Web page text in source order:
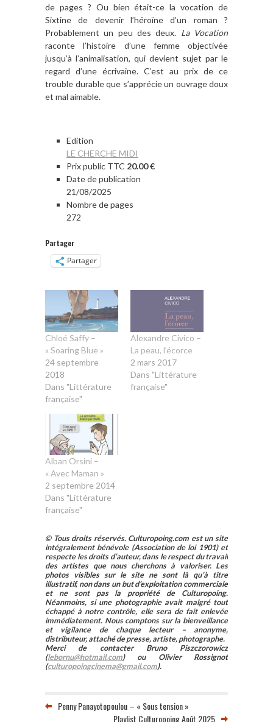
de pages ? Ou bien était-ce la vocation de
Sixtine de devenir l’héroïne d’un roman ?
Probablement un peu des deux. La Vocation
raconte l’histoire d’une femme objectivée
jusqu’à l’animalisation, qui devient sujet par le
regard d’une écrivaine. C’est au prix de ce
trouble durable que s’apprécie un ouvrage doux
et mal aimable.
Edition
LE CHERCHE MIDI
Prix public TTC 20.00 €
Date de publication
21/08/2025
Nombre de pages
272
Partager
Partager
Chloé Saffy –
« Soaring Blue »
24 septembre
2018
Dans "Littérature
française"
Alexandre Civico –
La peau, l’écorce
2 mars 2017
Dans "Littérature
française"
Alban Orsini –
« Avec Maman »
2 septembre 2014
Dans "Littérature
française"
© Tous droits réservés. Culturopoing.com est un site
intégralement bénévole (Association de loi 1901) et
respecte les droits d’auteur, dans le respect du travail
des artistes que nous cherchons à valoriser. Les
photos visibles sur le site ne sont là qu’à titre
illustratif, non dans un but d’exploitation commerciale
et ne sont pas la propriété de Culturopoing.
Néanmoins, si une photographie avait malgré tout
échappé à notre contrôle, elle sera de fait enlevée
immédiatement. Nous comptons sur la bienveillance
et vigilance de chaque lecteur – anonyme,
distributeur, attaché de presse, artiste, photographe.
Merci de contacter Bruno Piszczorowicz
(lebornu@hotmail.com) ou Olivier Rossignot
(culturopoingcinema@gmail.com).
Penny Panayotopoulou – « Sous tension »
Playlist Culturopoing Août 2025